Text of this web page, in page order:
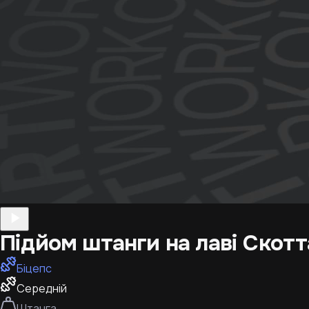
Підйом штанги на лаві
Біцепс
Середній